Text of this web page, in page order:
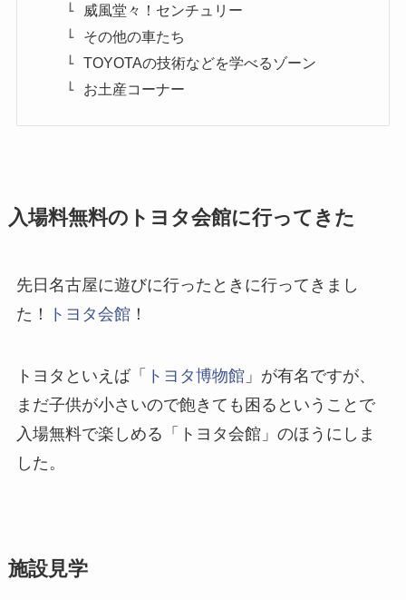
威風堂々！センチュリー
その他の車たち
TOYOTAの技術などを学べるゾーン
お土産コーナー
入場料無料のトヨタ会館に行ってきた
先日名古屋に遊びに行ったときに行ってきまし
た！
トヨタ会館！
トヨタといえば「 トヨタ博物館」が有名ですが、
まだ子供が小さいので飽きても困るということで
入場無料で楽しめる「トヨタ会館」のほうにしま
した。
施設見学